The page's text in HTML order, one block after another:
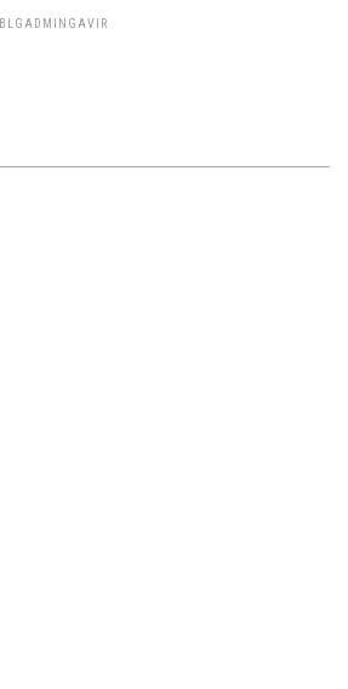
BLGADMINGAVIR